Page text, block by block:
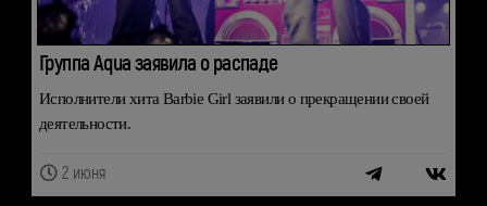
Группа Aqua заявила о распаде
Исполнители хита Barbie Girl заявили о прекращении своей
деятельности.
2 июня